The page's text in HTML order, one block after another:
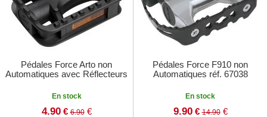
Pédales Force Arto non
Automatiques avec Réflecteurs
En stock
4.90 € 6.90€
Pédales Force F910 non
Automatiques réf. 67038
En stock
9.90 € 14.90€